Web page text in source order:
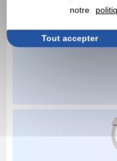
notre
Tout accepter